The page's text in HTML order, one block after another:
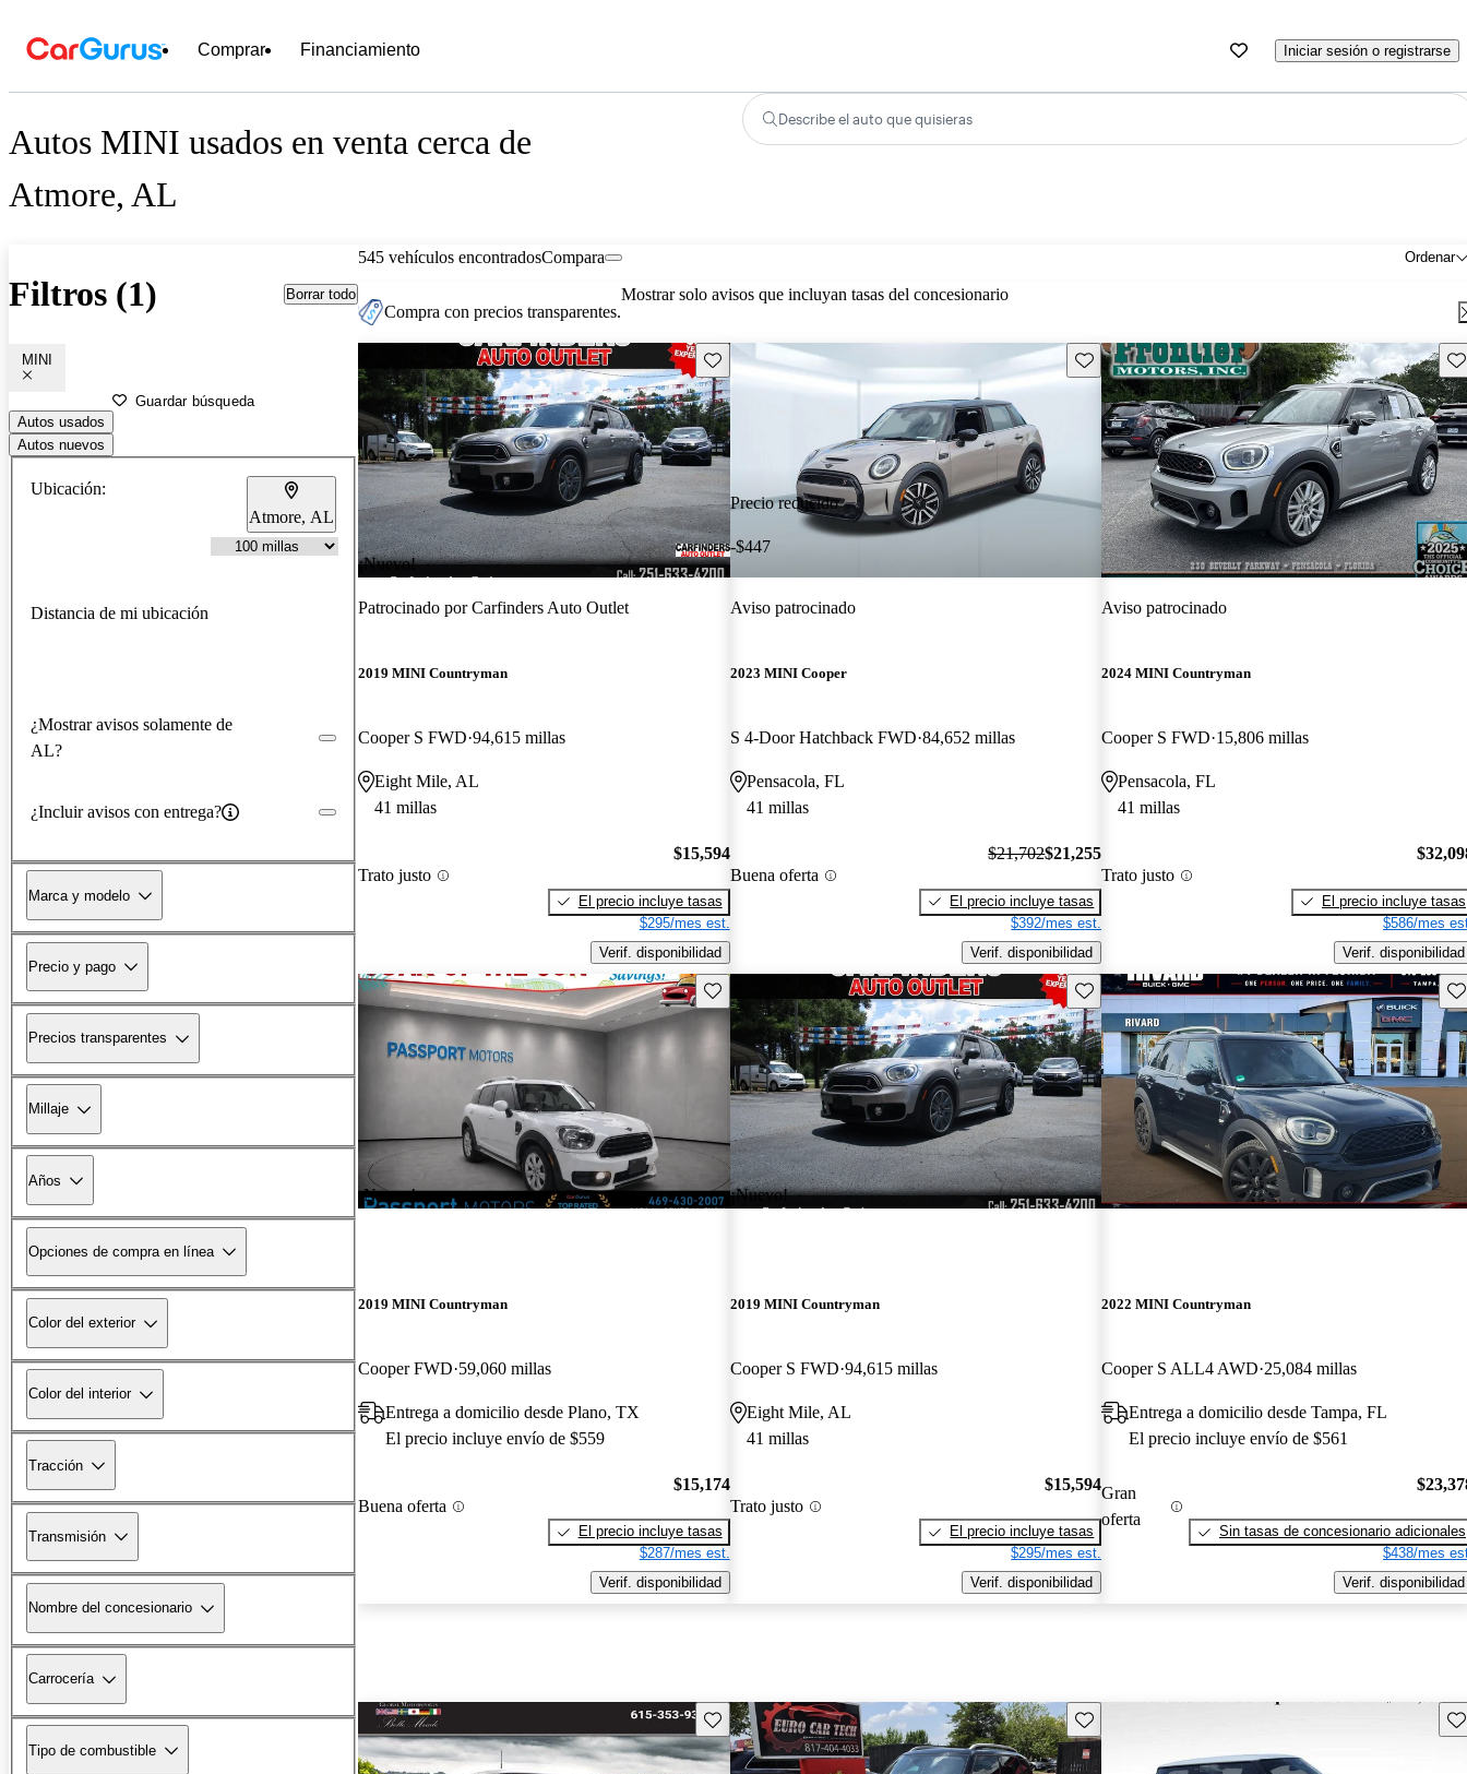
Comprar Financiamiento Iniciar sesión o registrarse
Autos MINI usados en venta cerca de
Atmore, AL
Describe el auto que quisieras
Filtros (1) Borrar todo
MINI
Guardar búsqueda
Autos usados
Autos nuevos
Ubicación:
Atmore, AL
Distancia de mi ubicación
¿Mostrar avisos solamente de
AL?
¿Incluir avisos con entrega?
Marca y modelo
Precio y pago
Precios transparentes
Millaje
Años
Opciones de compra en línea
Color del exterior
Color del interior
Tracción
Transmisión
Nombre del concesionario
Carrocería
Tipo de combustible
545 vehículos encontrados Ordenar
Compara
Compra con precios transparentes.
Mostrar solo avisos que incluyan tasas del concesionario
¡Nuevo!
Guarda este Aviso
Patrocinado porCarfinders Auto Outlet
2019 MINI Countryman
Cooper S FWD 94,615 millas
Eight Mile, AL
41 millas
Trato justo
$15,594
El precio incluye tasas
$295/mes est.
Verif. disponibilidad
Precio reducido
-$447
Guarda este Aviso
Aviso patrocinado
2023 MINI Cooper
S 4-Door Hatchback FWD 84,652 millas
Pensacola, FL
41 millas
Buena oferta
$21,702$21,255
El precio incluye tasas
$392/mes est.
Verif. disponibilidad
Aviso patrocinado
2024 MINI Countryman
Cooper S FWD 15,806 millas
Pensacola, FL
41 millas
Trato justo
El precio incluye tasas
$586/mes
Verif. disponibilidad
¡Nuevo!
Guarda este Aviso
2019 MINI Countryman
Cooper FWD 59,060 millas
Entrega a domicilio desde Plano, TX
El precio incluye envío de $559
Buena oferta
$15,174
El precio incluye tasas
$287/mes est.
Verif. disponibilidad
¡Nuevo!
Guarda este Aviso
2019 MINI Countryman
Cooper S FWD 94,615 millas
Eight Mile, AL
41 millas
Trato justo
$15,594
El precio incluye tasas
$295/mes est.
Verif. disponibilidad
2022 MINI Countryman
Cooper S ALL4 AWD 25,084 millas
Entrega a domicilio desde Tampa, FL
El precio incluye envío de $561
Gran
oferta
Sin tasas de concesionario adicionales
$438/mes
Verif. disponibilidad
Guarda este Aviso Guarda este Aviso